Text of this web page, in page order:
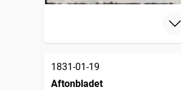
1831-01-19
Aftonbladet